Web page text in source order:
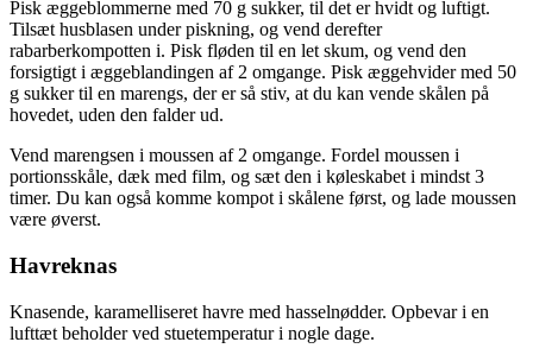
Pisk æggeblommerne med 70 g sukker, til det er hvidt og luftigt.
Tilsæt husblasen under piskning, og vend derefter
rabarberkompotten i. Pisk fløden til en let skum, og vend den
forsigtigt i æggeblandingen af 2 omgange. Pisk æggehvider med 50
g sukker til en marengs, der er så stiv, at du kan vende skålen på
hovedet, uden den falder ud.
Vend marengsen i moussen af 2 omgange. Fordel moussen i
portionsskåle, dæk med film, og sæt den i køleskabet i mindst 3
timer. Du kan også komme kompot i skålene først, og lade moussen
være øverst.
Havreknas
Knasende, karamelliseret havre med hasselnødder. Opbevar i en
lufttæt beholder ved stuetemperatur i nogle dage.